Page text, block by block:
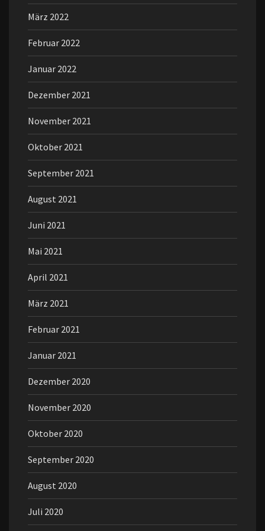
März 2022
Februar 2022
Januar 2022
Dezember 2021
November 2021
Oktober 2021
September 2021
August 2021
Juni 2021
Mai 2021
April 2021
März 2021
Februar 2021
Januar 2021
Dezember 2020
November 2020
Oktober 2020
September 2020
August 2020
Juli 2020